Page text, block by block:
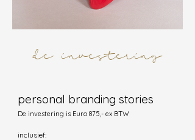
de investering
personal branding stories
De investering is Euro 875,- ex BTW
inclusief: